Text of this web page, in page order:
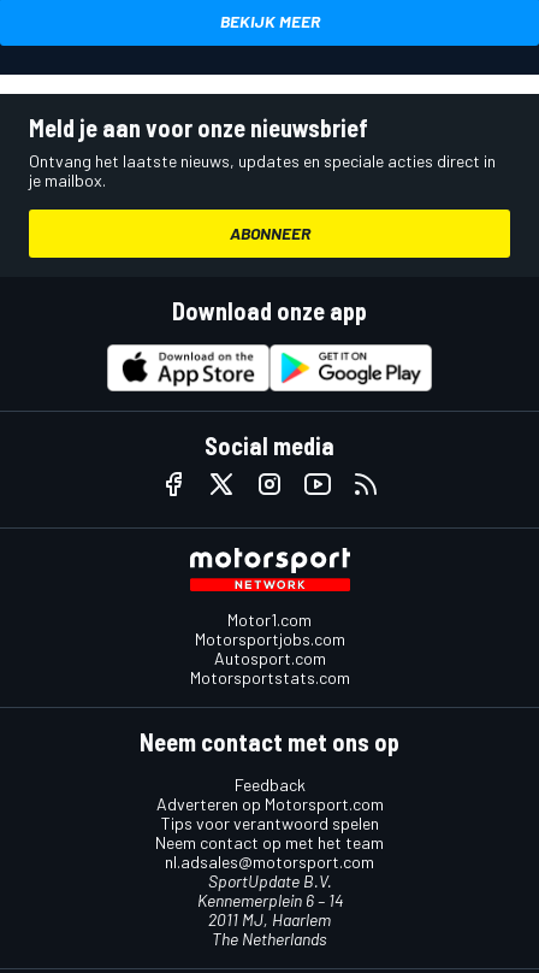
BEKIJK MEER
Meld je aan voor onze nieuwsbrief
Ontvang het laatste nieuws, updates en speciale acties direct in
je mailbox.
ABONNEER
Download onze app
Social media
Motor1.com
Motorsportjobs.com
Autosport.com
Motorsportstats.com
Neem contact met ons op
Feedback
Adverteren op Motorsport.com
Tips voor verantwoord spelen
Neem contact op met het team
nl.adsales@motorsport.com
SportUpdate B.V.
Kennemerplein 6 – 14
2011 MJ, Haarlem
The Netherlands